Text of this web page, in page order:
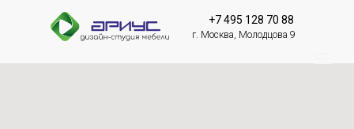
+7 495 128 70 88
г. Москва, Молодцова 9